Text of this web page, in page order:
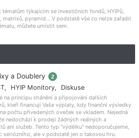
tématům týkajícím se investičních fondů, HYIPů,
matrixů, pyramid... V podstatě vše co nelze zařadit
můžete umístit sem.
a Doublery 2
, HYIP Monitory, Diskuse
na principu shánění a připojování dalších
kteří financují Vaše výplaty, kdy finanční výsledky
počtu přivedených oveček se vkladem. Nejedná
nedochází k prodeji žádných reálných a
ani služeb. Tento typ "výdělku" nedoporučujeme,
seriózního, ale v podstatě jen o takovou hru.